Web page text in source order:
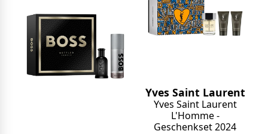
Yves Saint Laurent
Yves Saint Laurent
L'Homme -
Geschenkset 2024